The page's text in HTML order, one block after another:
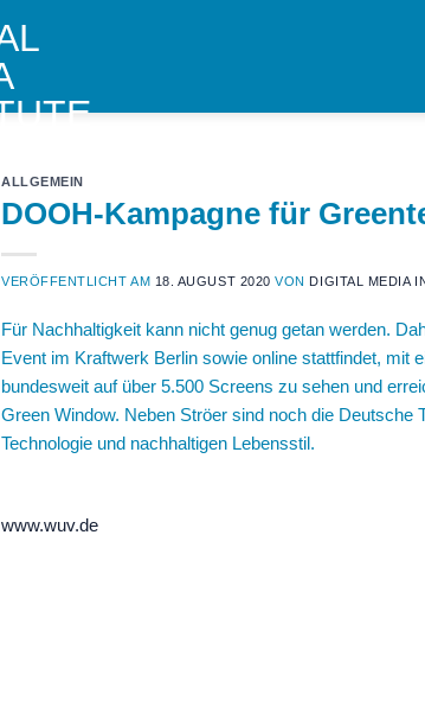
ALLGEMEIN
DOOH-Kampagne für
VERÖFFENTLICHT AM 18. AUGUST 2020 VON DIGITAL MEDIA
Für Nachhaltigkeit kann nicht genug getan werden.
Event im Kraftwerk Berlin sowie online stattfindet, mit
bundesweit auf über 5.500 Screens zu sehen und
Green Window. Neben Ströer sind noch die
Technologie und nachhaltigen Lebensstil.
www.wuv.de